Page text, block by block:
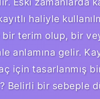
haliyle
bir terim olup, bir
anlamına gelir.
için tasarlanmış
Belirli bir sebeple